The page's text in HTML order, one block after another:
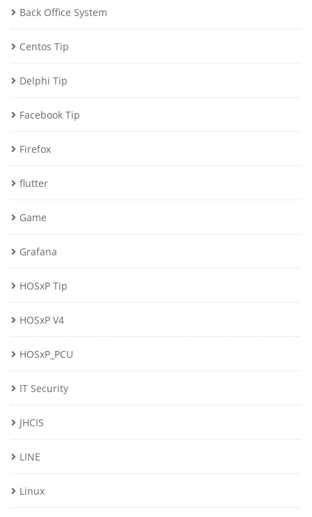
Back Office System
Centos Tip
Delphi Tip
Facebook Tip
Firefox
flutter
Game
Grafana
HOSxP Tip
HOSxP V4
HOSxP_PCU
IT Security
JHCIS
LINE
Linux